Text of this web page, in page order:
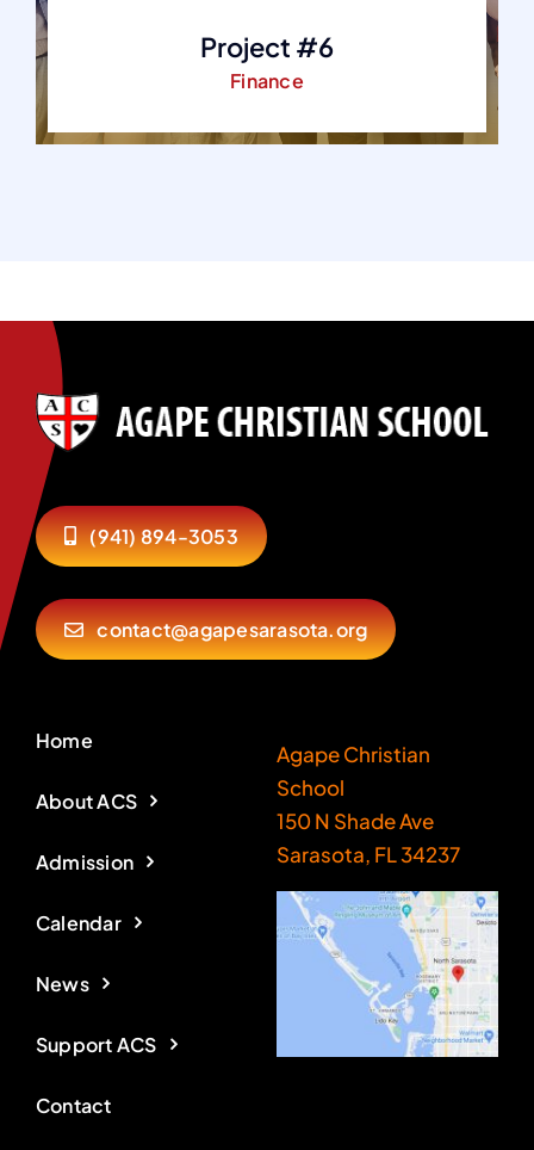
Project #6
Finance
(941) 894-3053
contact@agapesarasota.org
Home
About ACS
Admission
Calendar
News
Support ACS
Contact
Agape Christian
School
150 N Shade Ave
Sarasota, FL 34237